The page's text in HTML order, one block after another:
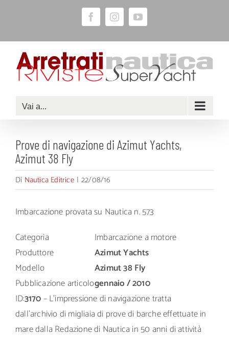
contenuto
FacebookInstagramYouTube
Vai a...
Prove di navigazione di Azimut Yachts,
Azimut 38 Fly
Di Nautica Editrice | 22/08/16
Imbarcazione provata su Nautica n. 573
Categoria
Imbarcazione a motore
Produttore
Azimut Yachts
Modello
Azimut 38 Fly
Pubblicazione articologennaio / 2010
ID:3170– L’impressione di navigazione tratta
dall’archivio di migliaia di prove di barche effettuate in
mare dalla Redazione di Nautica in 50 anni di attività